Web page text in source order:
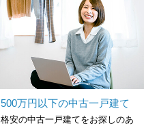
500万円以下の中古一戸建て
格安の中古一戸建てをお探しのあ